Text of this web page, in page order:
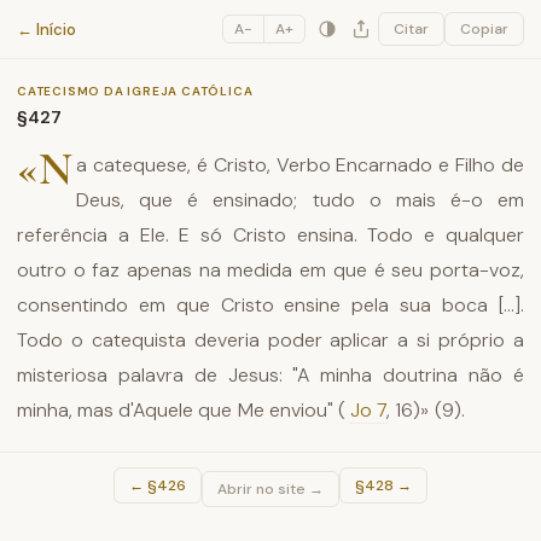
Catecismo da Igreja Católica
← Início A− A+ Citar Copiar
CATECISMO DA IGREJA CATÓLICA
§427
«Na catequese, é Cristo, Verbo Encarnado e Filho de
Deus, que é ensinado; tudo o mais é-o em
referência a Ele. E só Cristo ensina. Todo e qualquer
outro o faz apenas na medida em que é seu porta-voz,
consentindo em que Cristo ensine pela sua boca [...].
Todo o catequista deveria poder aplicar a si próprio a
misteriosa palavra de Jesus: "A minha doutrina não é
minha, mas d'Aquele que Me enviou" (Jo 7, 16)» (9).
← §426 Abrir no site → §428 →